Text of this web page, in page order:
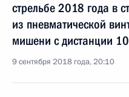
стрельбе 2018 года в
из пневматической
мишени с дистанции
9 сентября 2018 года, 20:10